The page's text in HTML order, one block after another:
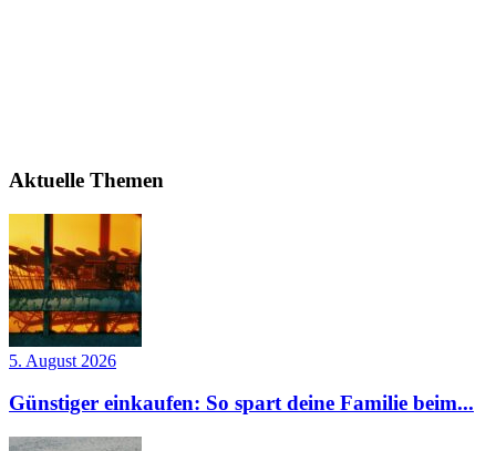
Aktuelle Themen
5. August 2026
Günstiger einkaufen: So spart deine Familie beim...